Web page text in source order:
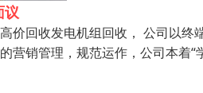
议
价回收发电机组回收， 公司以终
销管理，规范运作，公司本着“